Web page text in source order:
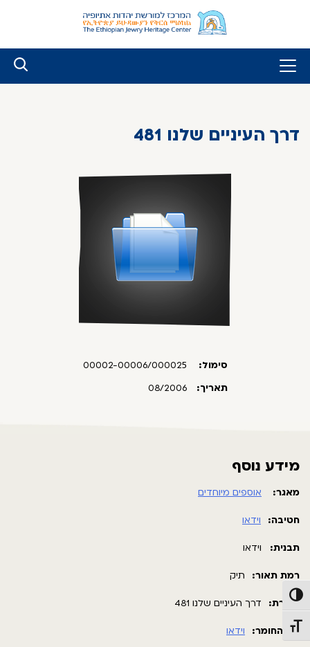
הפעל/כבה ניגודיות גבוהה
מתג גודל גופן
דרך העיניים שלנו 481
סימול:
תאריך:
08/2006
מידע נוסף
מאגר: אוספים מיוחדים
חטיבה: וידאו
תבנית: וידאו
רמת תאור: תיק
כותרת: דרך העיניים שלנו 481
סוג החומר: וידאו